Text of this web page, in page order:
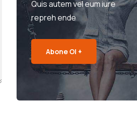
Quis autem vel eum iure
repreh ende
Abone Ol +